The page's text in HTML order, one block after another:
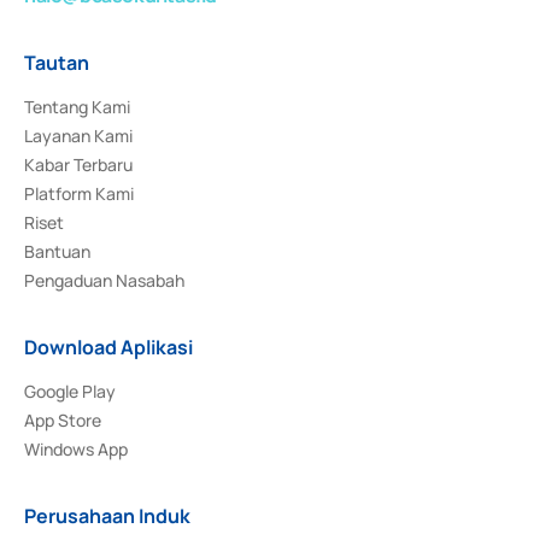
Tautan
Tentang Kami
Layanan Kami
Kabar Terbaru
Platform Kami
Riset
Bantuan
Pengaduan Nasabah
Download Aplikasi
Google Play
App Store
Windows App
Perusahaan Induk